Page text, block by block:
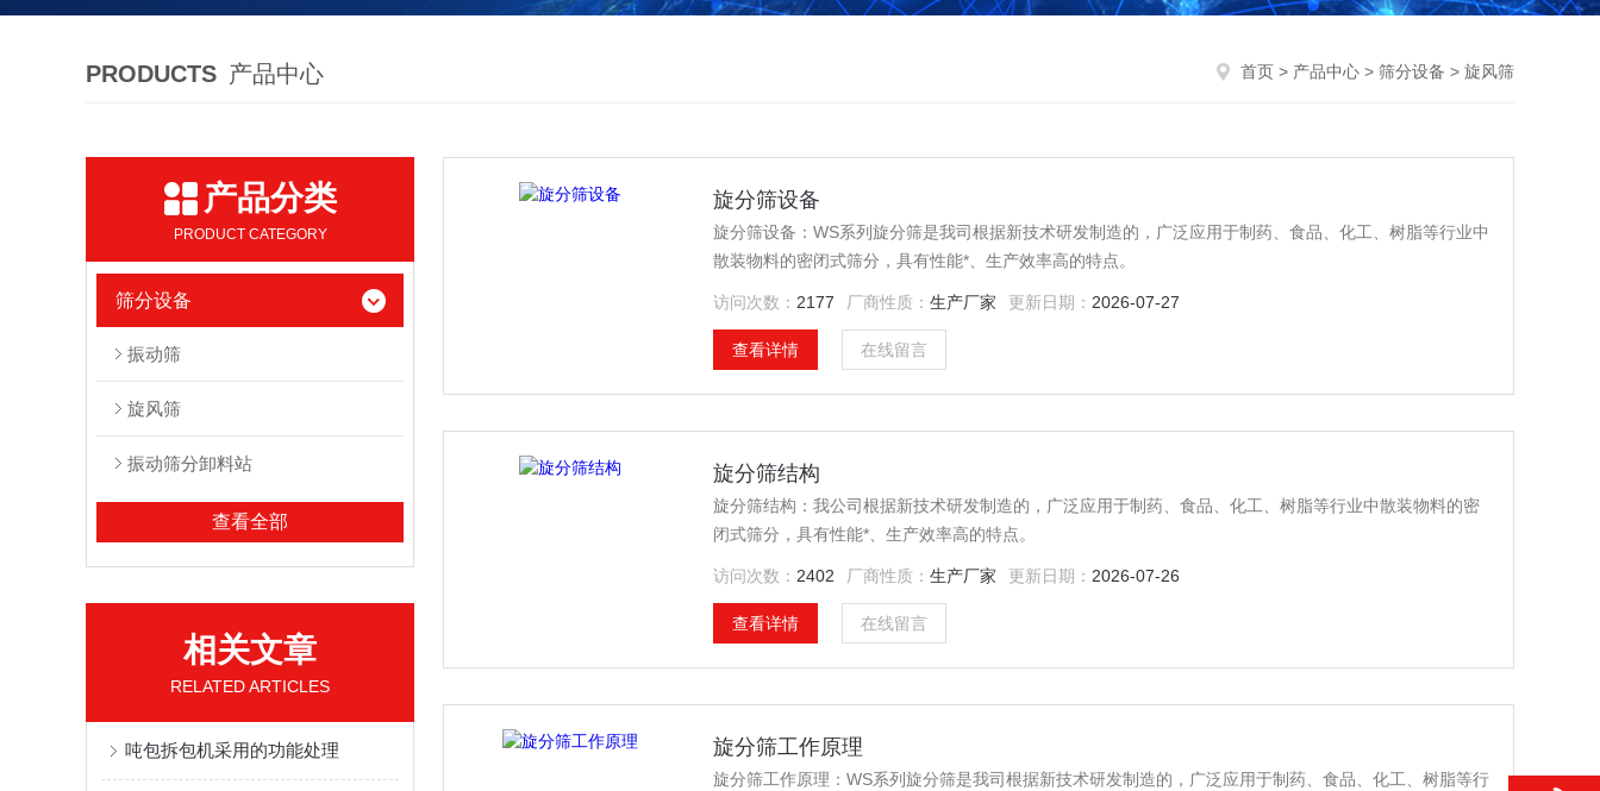
PRODUCTS 产品中心 首页 > 产品中心 > 筛分设备 > 旋风筛
产品分类
PRODUCT CATEGORY
筛分设备
振动筛
旋风筛
振动筛分卸料站
查看全部
相关文章
RELATED ARTICLES
吨包拆包机采用的功能处理
旋分筛设备
旋分筛设备：WS系列旋分筛是我司根据新技术研发制造的，广泛应用于制药、食品、化工、树脂等行业中
散装物料的密闭式筛分，具有性能*、生产效率高的特点。
访问次数： 2177 厂商性质： 生产厂家 更新日期： 2026-07-27
查看详情 在线留言
旋分筛结构
旋分筛结构：我公司根据新技术研发制造的，广泛应用于制药、食品、化工、树脂等行业中散装物料的密
闭式筛分，具有性能*、生产效率高的特点。
访问次数： 2402 厂商性质： 生产厂家 更新日期： 2026-07-26
查看详情 在线留言
旋分筛工作原理
旋分筛工作原理：WS系列旋分筛是我司根据新技术研发制造的，广泛应用于制药、食品、化工、树脂等行